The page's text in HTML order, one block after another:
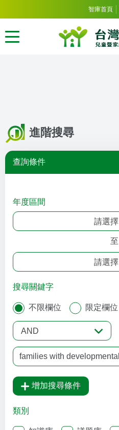
智庫首頁
進階搜尋
查詢條件
年度區間
請選擇
至
請選擇
搜尋關鍵字
不限欄位 限定欄位
AND
增加搜尋條件
類別